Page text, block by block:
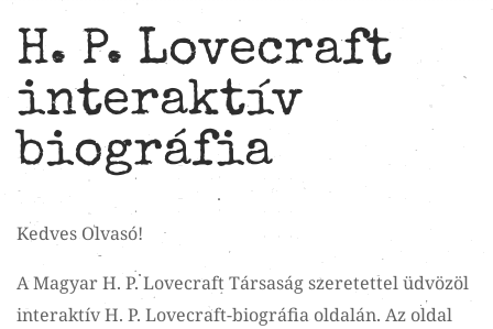
H. P. Lovecraft
interaktív
biográfia
Kedves Olvasó!
A Magyar H. P. Lovecraft Társaság szeretettel üdvözöl
interaktív H. P. Lovecraft-biográfia oldalán. Az oldal